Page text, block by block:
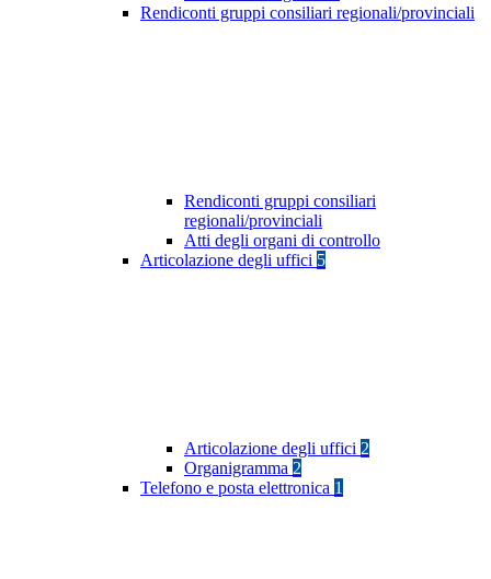
Rendiconti gruppi consiliari regionali/provinciali
Rendiconti gruppi consiliari
regionali/provinciali
Atti degli organi di controllo
Articolazione degli uffici 5
Articolazione degli uffici 2
Organigramma 2
Telefono e posta elettronica 1